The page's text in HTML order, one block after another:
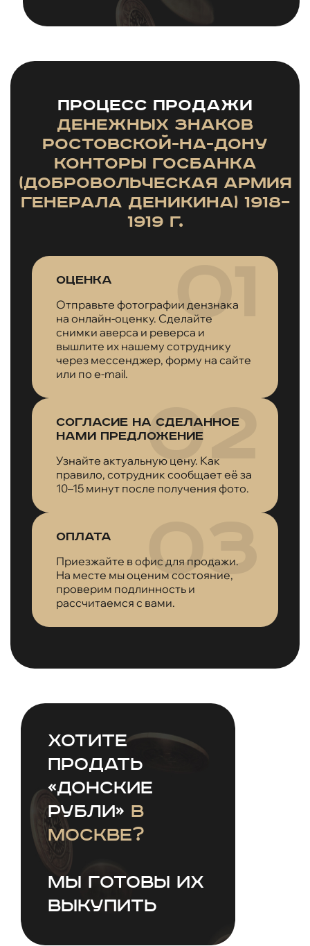
Процесс продажи
денежных знаков
Ростовской-на-Дону
конторы Госбанка
(Добровольческая армия
генерала Деникина) 1918–
1919 г.
Оценка
Отправьте фотографии дензнака
на онлайн-оценку. Сделайте
снимки аверса и реверса и
вышлите их нашему сотруднику
через мессенджер, форму на сайте
или по e-mail.
Согласие на сделанное
нами предложение
Узнайте актуальную цену. Как
правило, сотрудник сообщает её за
10–15 минут после получения фото.
Оплата
Приезжайте в офис для продажи.
На месте мы оценим состояние,
проверим подлинность и
рассчитаемся с вами.
Хотите
продать
«донские
рубли» в
Москве?
Мы готовы их
выкупить